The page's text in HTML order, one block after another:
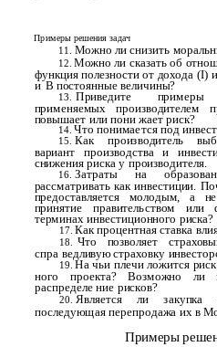
Примеры решения задач
11. Можно ли снизить
12. Можно ли сказать об
функция полезности от дохода
и В постоянные величины?
13. Приведите примеры
применяемых производителем
повышает или пони­ жает риск?
14. Что понимается под
15. Как производитель
вариант производства и
снижения риска у производителя.
16. Затраты на
рассматривать как инвестиции.
предоставляется молодым, а
принятие правительством
терминах инвестиционного риска?
17. Как процентная ставка
18. Что позволяет
спра­ ведливую страховку
19. На чьи плечи ложится
ного проекта? Возможно ли
распределе­ ние рисков?
20. Является ли
последующая перепродажа их в
Примеры